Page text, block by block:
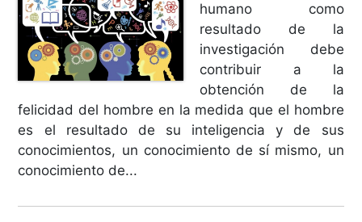
humano como
resultado de la
investigación debe
contribuir a la
obtención de la
felicidad del hombre en la medida que el hombre
es el resultado de su inteligencia y de sus
conocimientos, un conocimiento de sí mismo, un
conocimiento de...